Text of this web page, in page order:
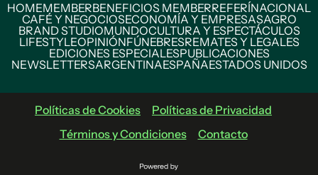
HOMEMEMBERBENEFICIOS MEMBERREFERÍNACIONAL
CAFÉ Y NEGOCIOSECONOMÍA Y EMPRESASAGRO
BRAND STUDIOMUNDOCULTURA Y ESPECTÁCULOS
LIFESTYLEOPINIÓNFÚNEBRESREMATES Y LEGALES
EDICIONES ESPECIALESPUBLICACIONES
NEWSLETTERSARGENTINAESPAÑAESTADOS UNIDOS
Políticas de Cookies
Políticas de Privacidad
Términos y Condiciones
Contacto